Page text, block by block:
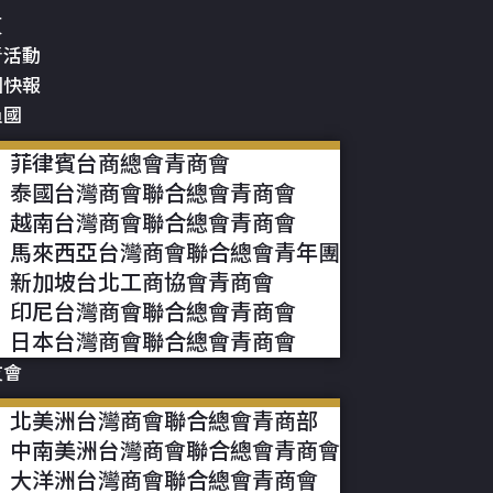
動
報
菲律賓台商總會青商會
泰國台灣商會聯合總會青商會
越南台灣商會聯合總會青商會
馬來西亞台灣商會聯合總會青年團
新加坡台北工商協會青商會
印尼台灣商會聯合總會青商會
日本台灣商會聯合總會青商會
北美洲台灣商會聯合總會青商部
中南美洲台灣商會聯合總會青商會
大洋洲台灣商會聯合總會青商會